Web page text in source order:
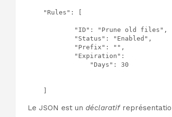
    "Rules": [
            "ID": "Prune old files",
            "Status": "Enabled",
            "Prefix": "",
            "Expiration":
                "Days": 30
Le JSON est un déclaratif